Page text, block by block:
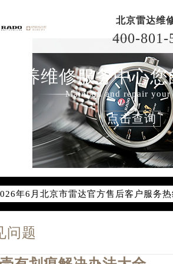
北京雷达维
400-801-
保养维修服务中心您
Maintain and repair your
点击查询
年6月雷达北京市售后服务网络优化升
年6月北京市雷达官方售后客户服务
年6月雷达售后服务中心最新网点地址
京市东城区东长安街1号东方广场写字
问题